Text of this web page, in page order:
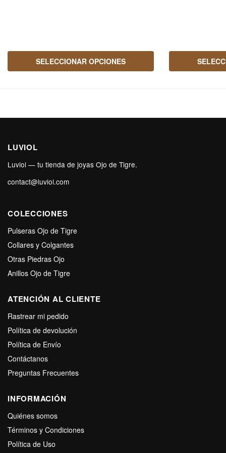
SELECCIONAR OPCIONES
LUVIOL
Luviol — tu tienda de joyas Ojo de Tigre.
contact@luviol.com
COLECCIONES
Pulseras Ojo de Tigre
Collares y Colgantes
Otras Piedras Ojo
Anillos Ojo de Tigre
ATENCIÓN AL CLIENTE
Rastrear mi pedido
Política de devolución
Política de Envío
Contáctanos
Preguntas Frecuentes
INFORMACIÓN
Quiénes somos
Términos y Condiciones
Política de Uso